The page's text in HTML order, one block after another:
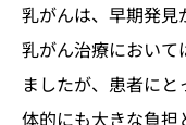
乳がんは、早期発見
乳がん治療において
ましたが、患者に
体的にも大きな負担